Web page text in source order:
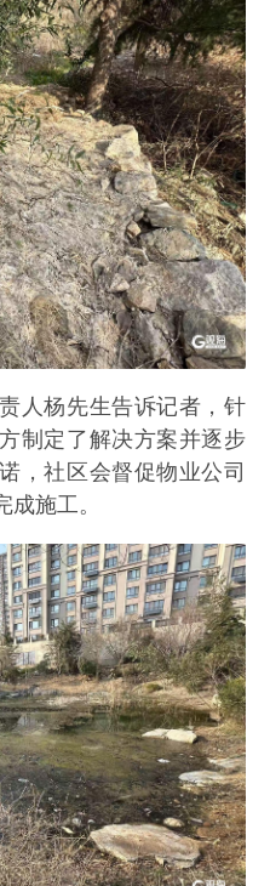
人杨先生告诉记者，针
制定了解决方案并逐步
，社区会督促物业公司
施工。